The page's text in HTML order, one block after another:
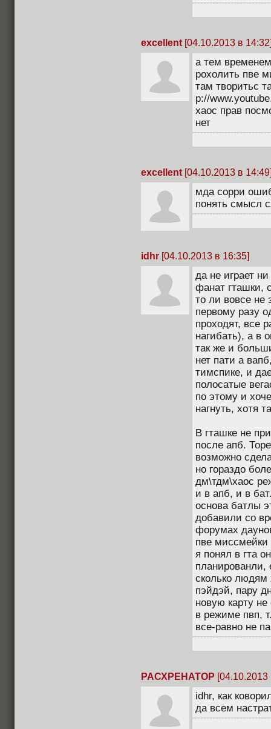
excellent [04.10.2013 в
а тем
рохолить пве
там творитьс
p://
хаос прав
нет
excellent [04.10.2013 в
мда сорри
понять смысл
idhr [04.10.2013 в 16:35]
да не играет
фанат гташки,
то ли вовсе не
первому разу
проходят, все
нагибать), а в
так же и
нет пати а
тимспике, и
полосатые
по этому и
нагнуть, хотя
В гташке не
после апб.
возможно
но гораздо
дм\тдм\хаос
и в апб, и в
основа батлы
добавили со
форумах
пве миссмейки
я понял в гта
планированли,
сколько людям
пэйдэй, пару
новую карту
в режиме пвп,
все-равно не
РАСХРЕНАТОР [04.10.2013
idhr, как
да всем